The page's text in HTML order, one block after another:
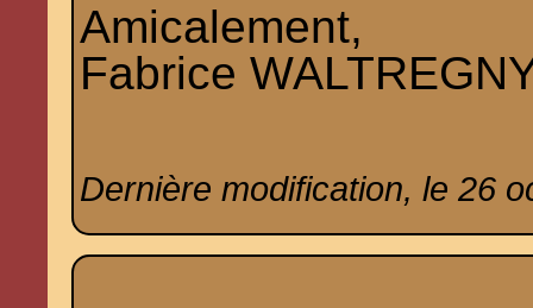
Amicalement,
Fabrice
Dernière modification, le 26